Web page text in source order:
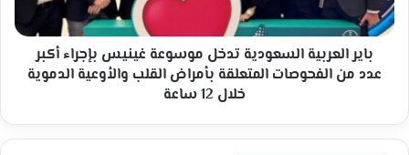
أكبر
عدد
الفحوصات
القلب
باير العربية السعودية تدخل موسوعة غينيس بإجراء أكبر
عدد من الفحوصات المتعلقة بأمراض القلب والأوعية الدموية
خلال 12 ساعة